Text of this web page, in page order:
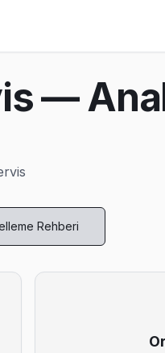
6 ay işçilik garantisi.
—
Rehberi